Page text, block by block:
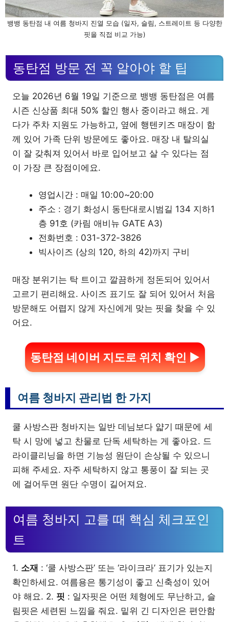
뱅뱅 동탄점 내 여름 청바지 진열 모습 (일자, 슬림, 스트레이트 등 다양한
핏을 직접 비교 가능)
동탄점 방문 전 꼭 알아야 할 팁
오늘 2026년 6월 19일 기준으로 뱅뱅 동탄점은 여름
시즌 신상품 최대 50% 할인 행사 중이라고 해요. 게
다가 주차 지원도 가능하고, 옆에 행텐키즈 매장이 함
께 있어 가족 단위 방문에도 좋아요. 매장 내 탈의실
이 잘 갖춰져 있어서 바로 입어보고 살 수 있다는 점
이 가장 큰 장점이에요.
영업시간 : 매일 10:00~20:00
주소 : 경기 화성시 동탄대로시범길 134 지하1
층 91호 (카림 애비뉴 GATE A3)
전화번호 : 031-372-3826
빅사이즈 (상의 120, 하의 42)까지 구비
매장 분위기는 탁 트이고 깔끔하게 정돈되어 있어서
고르기 편리해요. 사이즈 표기도 잘 되어 있어서 처음
방문해도 어렵지 않게 자신에게 맞는 핏을 찾을 수 있
어요.
동탄점 네이버 지도로 위치 확인 ▶
여름 청바지 관리법 한 가지
쿨 사방스판 청바지는 일반 데님보다 얇기 때문에 세
탁 시 망에 넣고 찬물로 단독 세탁하는 게 좋아요. 드
라이클리닝을 하면 기능성 원단이 손상될 수 있으니
피해 주세요. 자주 세탁하지 않고 통풍이 잘 되는 곳
에 걸어두면 원단 수명이 길어져요.
여름 청바지 고를 때 핵심 체크포인
트
1. 소재 : ‘쿨 사방스판’ 또는 ‘라이크라’ 표기가 있는지
확인하세요. 여름용은 통기성이 좋고 신축성이 있어
야 해요. 2. 핏 : 일자핏은 어떤 체형에도 무난하고, 슬
림핏은 세련된 느낌을 줘요. 밑위 긴 디자인은 편안함